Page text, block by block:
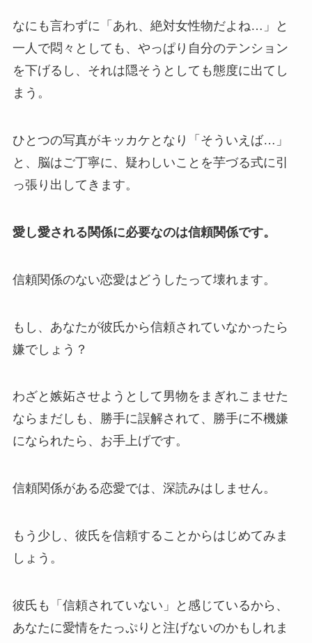
なにも言わずに「あれ、絶対女性物だよね…」と
一人で悶々としても、やっぱり自分のテンション
を下げるし、それは隠そうとしても態度に出てし
まう。
ひとつの写真がキッカケとなり「そういえば…」
と、脳はご丁寧に、疑わしいことを芋づる式に引
っ張り出してきます。
愛し愛される関係に必要なのは信頼関係です。
信頼関係のない恋愛はどうしたって壊れます。
もし、あなたが彼氏から信頼されていなかったら
嫌でしょう？
わざと嫉妬させようとして男物をまぎれこませた
ならまだしも、勝手に誤解されて、勝手に不機嫌
になられたら、お手上げです。
信頼関係がある恋愛では、深読みはしません。
もう少し、彼氏を信頼することからはじめてみま
しょう。
彼氏も「信頼されていない」と感じているから、
あなたに愛情をたっぷりと注げないのかもしれま